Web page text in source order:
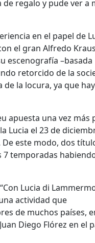
regalo y pude ver a
en el papel de
el gran Alfredo
escenografía –basada
retorcido de la
de la locura, ya que
apuesta una vez más
Lucia el 23 de
este modo, dos
7 temporadas
Lucia di
actividad que
de muchos países,
Diego Flórez en el